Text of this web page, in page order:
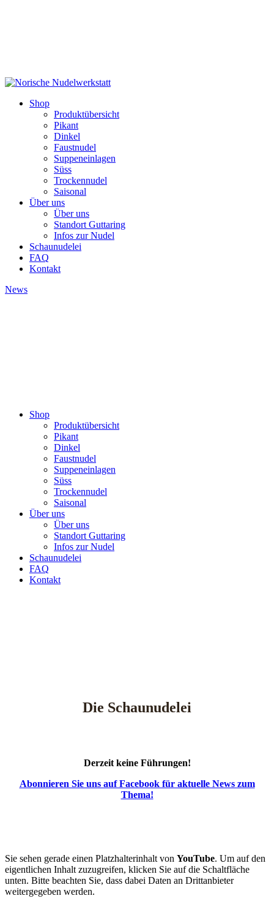
Shop
Produktübersicht
Pikant
Dinkel
Faustnudel
Suppeneinlagen
Süss
Trockennudel
Saisonal
Über uns
Über uns
Standort Guttaring
Infos zur Nudel
Schaunudelei
FAQ
Kontakt
News
Shop
Produktübersicht
Pikant
Dinkel
Faustnudel
Suppeneinlagen
Süss
Trockennudel
Saisonal
Über uns
Über uns
Standort Guttaring
Infos zur Nudel
Schaunudelei
FAQ
Kontakt
Die Schaunudelei
Derzeit keine Führungen!
Abonnieren Sie uns auf Facebook für aktuelle News zum
Thema!
Sie sehen gerade einen Platzhalterinhalt von YouTube. Um auf den
eigentlichen Inhalt zuzugreifen, klicken Sie auf die Schaltfläche
unten. Bitte beachten Sie, dass dabei Daten an Drittanbieter
weitergegeben werden.